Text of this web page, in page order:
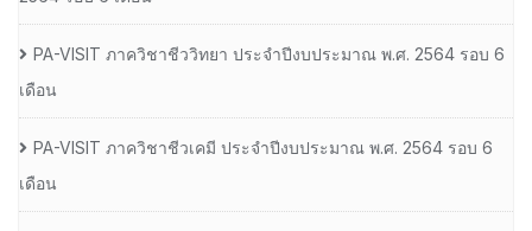
PA-VISIT ภาควิชาชีววิทยา ประจำปีงบประมาณ พ.ศ. 2564 รอบ 6
เดือน
PA-VISIT ภาควิชาชีวเคมี ประจำปีงบประมาณ พ.ศ. 2564 รอบ 6
เดือน